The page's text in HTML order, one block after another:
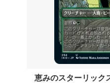
恵みのスターリッ